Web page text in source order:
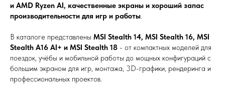
и AMD Ryzen AI, качественные экраны и хороший запас
производительности для игр и работы.
В каталоге представлены MSI Stealth 14, MSI Stealth 16, MSI
Stealth A16 AI+ и MSI Stealth 18 - от компактных моделей для
поездок, учёбы и мобильной работы до мощных конфигураций с
большим экраном для игр, монтажа, 3D-графики, рендеринга и
профессиональных проектов.